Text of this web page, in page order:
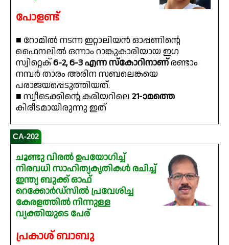
പോളണ്ട്
■ റോമിൽ നടന്ന ഇറ്റാലിയൻ ഓപ്പണിൻ്റെ
ഫൈനലിൽ ഒന്നാം റാങ്കുകാരിയായ ഇഗ
സ്വിറ്റെക്6-2, 6-3 എന്ന സ്‌കോറിനാണ്രണ്ടാം
നമ്പർ താരം അരിന സബലെങ്കയെ
പരാജയപ്പെടുത്തിയത്.
■ സ്വീടെക്കിൻ്റെ കരിയറിലെ 21-ാമത്തെ
കിരീടമായിരുന്നു ഇത്
CA-202
ചൂണ്ടു വിരൽ ഉപയോഗിച്ച്
നിരവധി സാഹിത്യകൃതികൾ രചിച്ച്
ഇന്ത്യ ബുക്ക് ഓഫ്
റെക്കോർഡ്‌സിൽ പ്രവേശിച്ച
കേരളത്തിൽ നിന്നുള്ള
വ്യക്തിയുടെ പേര്
പ്രകാശ് ബാബു